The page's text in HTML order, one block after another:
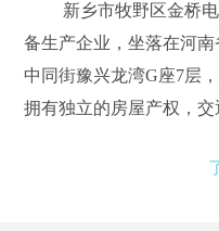
新乡市牧野区金桥电
备生产企业，坐落在河
中同街豫兴龙湾G座7层
拥有独立的房屋产权，